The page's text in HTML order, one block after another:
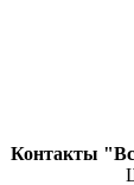
Контакты